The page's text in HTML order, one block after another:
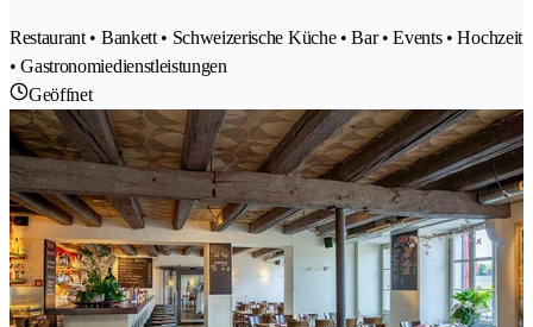
Restaurant • Bankett • Schweizerische Küche • Bar • Events • Hochzeit
• Gastronomiedienstleistungen
Geöffnet